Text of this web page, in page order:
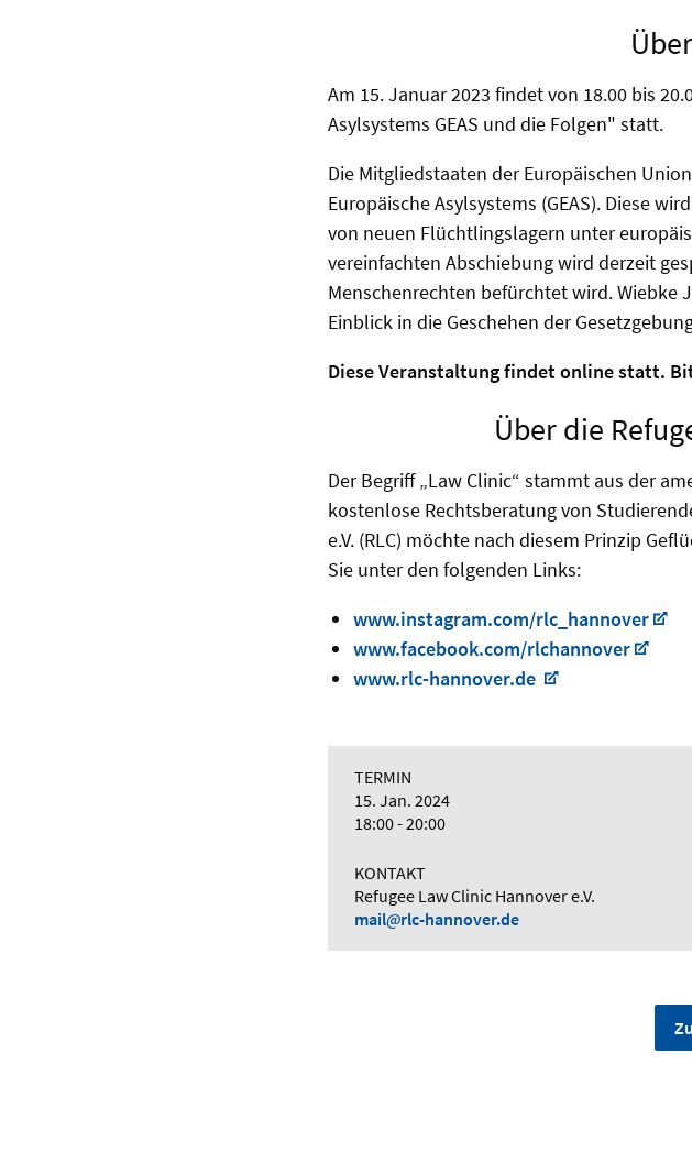
Am 15. Januar 2023 findet von 18.00 bis
Asylsystems GEAS und die Folgen" statt.
Die Mitgliedstaaten der Europäischen
Europäische Asylsystems (GEAS). Diese
von neuen Flüchtlingslagern unter
vereinfachten Abschiebung wird derzeit
Menschenrechten befürchtet wird.
Einblick in die Geschehen der
Diese Veranstaltung findet online statt.
Über die
Der Begriff „Law Clinic“ stammt aus der
kostenlose Rechtsberatung von
e.V. (RLC) möchte nach diesem Prinzip
Sie unter den folgenden Links:
www.instagram.com/rlc_hannover
www.facebook.com/rlchannover
www.rlc-hannover.de
TERMIN
15. Jan. 2024
18:00 - 20:00
KONTAKT
Refugee Law Clinic Hannover e.V.
mail
rlc-hannover.de